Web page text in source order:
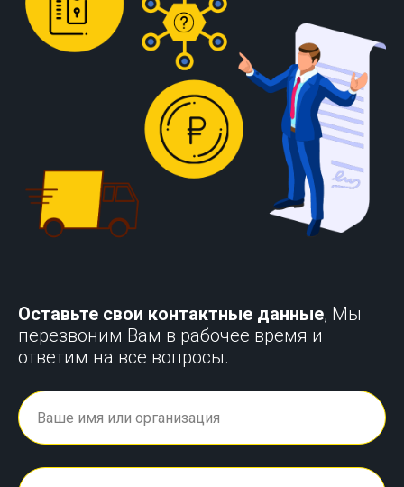
Оставьте свои контактные данные, Мы
перезвоним Вам в рабочее время и
ответим на все вопросы.